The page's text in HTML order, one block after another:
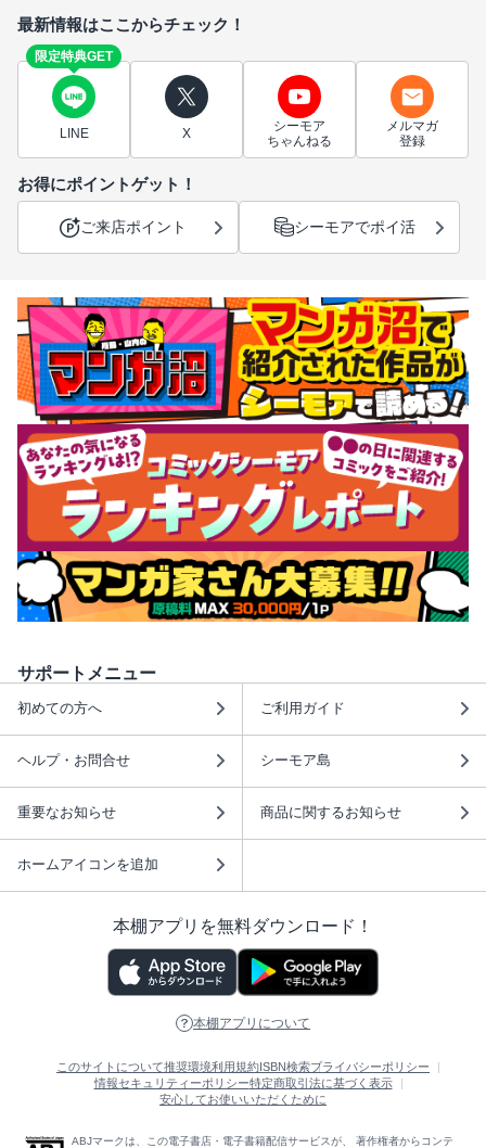
最新情報はここからチェック！
限定特典GET
LINE X
シーモア
ちゃんねる
メルマガ
登録
お得にポイントゲット！
ご来店ポイント シーモアでポイ活
サポートメニュー
初めての方へ ご利用ガイド
ヘルプ・お問合せ シーモア島
重要なお知らせ 商品に関するお知らせ
ホームアイコンを追加
本棚アプリを無料ダウンロード！
本棚アプリについて
このサイトについて推奨環境利用規約ISBN検索プライバシーポリシー
情報セキュリティーポリシー特定商取引法に基づく表示
安心してお使いいただくために
ABJマークは、この電子書店・電子書籍配信サービスが、 著作権者からコンテ